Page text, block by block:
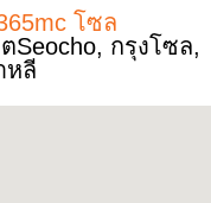
โซล
Seocho, กรุงโซล,
หลี